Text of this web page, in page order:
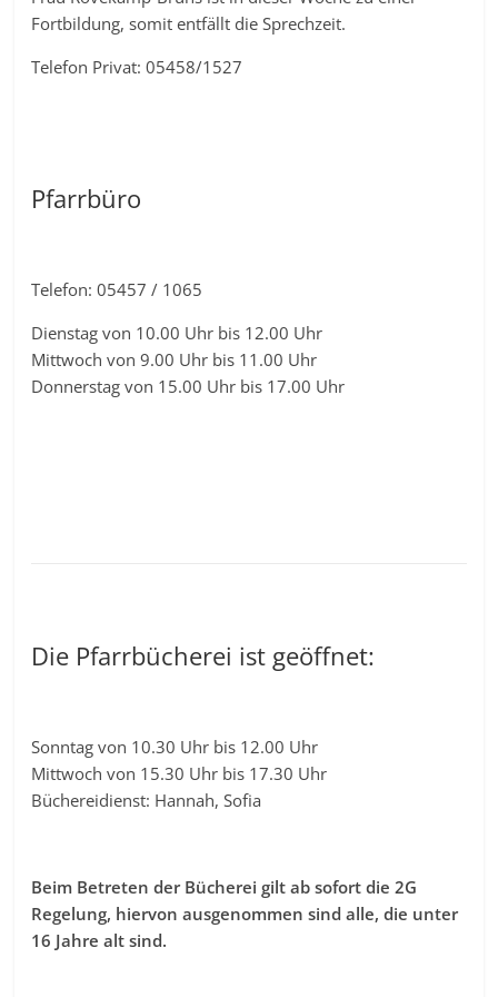
Fortbildung, somit entfällt die Sprechzeit.
Telefon Privat: 05458/1527
Pfarrbüro
Telefon: 05457 / 1065
Dienstag von 10.00 Uhr bis 12.00 Uhr
Mittwoch von 9.00 Uhr bis 11.00 Uhr
Donnerstag von 15.00 Uhr bis 17.00 Uhr
Die Pfarrbücherei ist geöffnet:
Sonntag von 10.30 Uhr bis 12.00 Uhr
Mittwoch von 15.30 Uhr bis 17.30 Uhr
Büchereidienst: Hannah, Sofia
Beim Betreten der Bücherei gilt ab sofort die 2G
Regelung, hiervon ausgenommen sind alle, die unter
16 Jahre alt sind.